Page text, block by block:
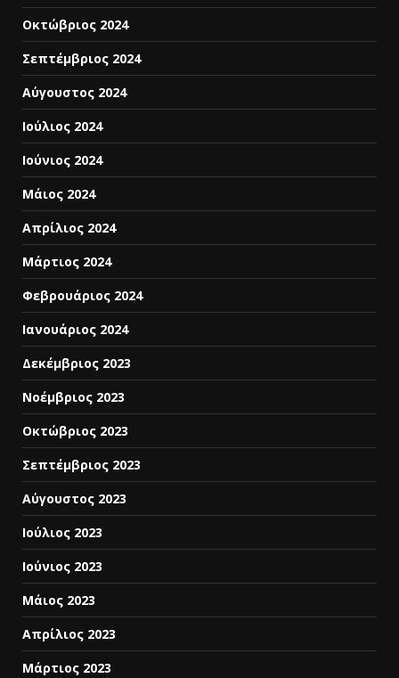
Οκτώβριος 2024
Σεπτέμβριος 2024
Αύγουστος 2024
Ιούλιος 2024
Ιούνιος 2024
Μάιος 2024
Απρίλιος 2024
Μάρτιος 2024
Φεβρουάριος 2024
Ιανουάριος 2024
Δεκέμβριος 2023
Νοέμβριος 2023
Οκτώβριος 2023
Σεπτέμβριος 2023
Αύγουστος 2023
Ιούλιος 2023
Ιούνιος 2023
Μάιος 2023
Απρίλιος 2023
Μάρτιος 2023